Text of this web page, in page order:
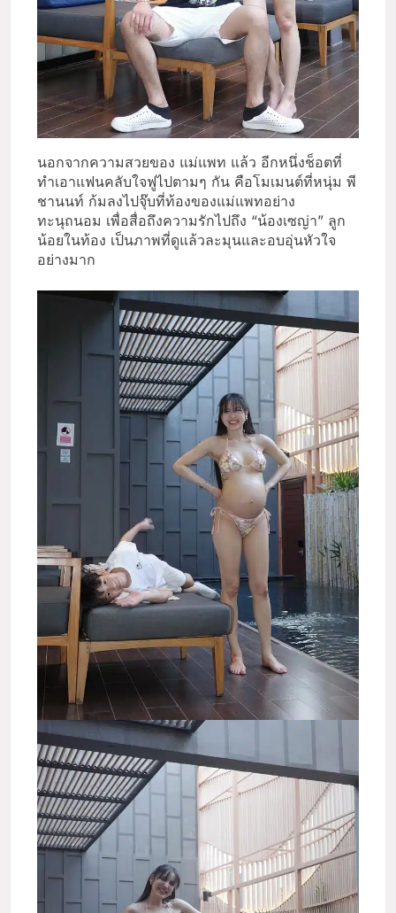
นอกจากความสวยของ แม่แพท แล้ว อีกหนึ่งช็อตที่
ทำเอาแฟนคลับใจฟูไปตามๆ กัน คือโมเมนต์ที่หนุ่ม พี
ชานนท์ ก้มลงไปจุ๊บที่ท้องของแม่แพทอย่าง
ทะนุถนอม เพื่อสื่อถึงความรักไปถึง “น้องเซญ่า” ลูก
น้อยในท้อง เป็นภาพที่ดูแล้วละมุนและอบอุ่นหัวใจ
อย่างมาก